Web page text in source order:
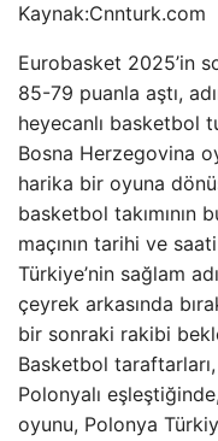
Kaynak:Cnnturk.com
Eurobasket 2025’in
85-79 puanla aştı,
heyecanlı basketbol
Bosna Herzegovina
harika bir oyuna
basketbol takımının
maçının tarihi ve
Türkiye’nin sağlam
çeyrek arkasında
bir sonraki rakibi
Basketbol
Polonyalı
oyunu, Polonya